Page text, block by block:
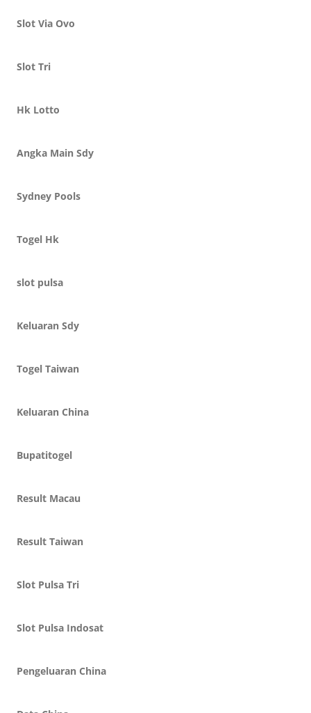
Slot Via Ovo
Slot Tri
Hk Lotto
Angka Main Sdy
Sydney Pools
Togel Hk
slot pulsa
Keluaran Sdy
Togel Taiwan
Keluaran China
Bupatitogel
Result Macau
Result Taiwan
Slot Pulsa Tri
Slot Pulsa Indosat
Pengeluaran China